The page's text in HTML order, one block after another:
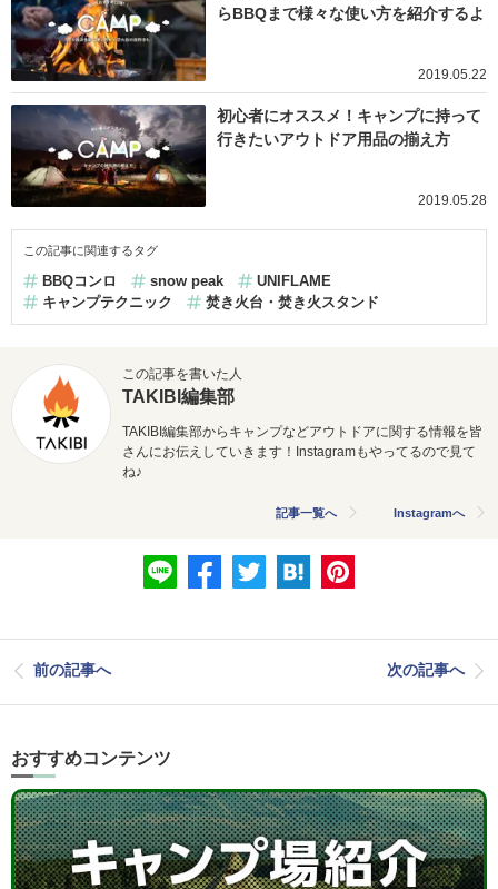
らBBQまで様々な使い方を紹介するよ
2019.05.22
初心者にオススメ！キャンプに持って
行きたいアウトドア用品の揃え方
2019.05.28
この記事に関連するタグ
BBQコンロ snow peak
UNIFLAME
キャンプテクニック
焚き火台・焚き火スタンド
この記事を書いた人
TAKIBI編集部
TAKIBI編集部からキャンプなどアウトドアに関する情報を皆
さんにお伝えしていきます！Instagramもやってるので見て
ね♪
記事一覧へ Instagramへ
前の記事へ 次の記事へ
おすすめコンテンツ